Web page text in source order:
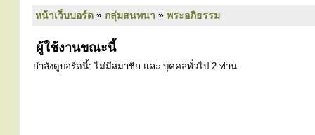
หน้าเว็บบอร์ด » กลุ่มสนทนา » พระอภิธรรม
ผู้ใช้งานขณะนี้
กำลังดูบอร์ดนี้: ไม่มีสมาชิก และ บุคคลทั่วไป 2 ท่าน